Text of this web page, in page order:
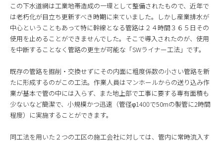
この下水道網は工業地帯造成の一環として整備されたもので、近年で
は老朽化が目立ち更新すべき時期に来ていました。しかし産業排水が
中心ということもあって特に幹線となる管路は２４時間３６５日その
使用を止めることができませんでした。そこで導入されたのが、使用
を中断することなく管路の更生が可能な「SWライナー工法」です。
既存の管路を掘削・交換せずにその内面に粗度係数の小さい管路を新
たに形成するのがこの工法。作業人員はマンホールからの送り込み作
業が基本で管の中には入らず、また地上部で工事に要する専有面積も
少ないなど簡潔で、小規模かつ迅速（管径φ1400で50mの製管に2時間
程度）に実施することができます。
同工法を用いた２つの工区の施工会社に対しては、管内に常時流入す